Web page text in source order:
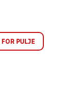
FOR PULJE